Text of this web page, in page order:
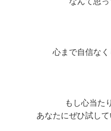
心まで自信な
もし心当た
あなたにぜひ試し